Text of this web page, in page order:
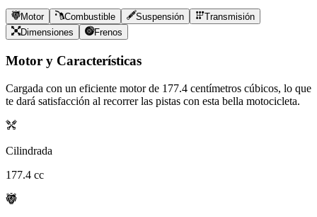
Motor Combustible Suspensión
Transmisión
Dimensiones
Frenos
Motor y Características
Cargada con un eficiente motor de 177.4 centímetros cúbicos, lo que
te dará satisfacción al recorrer las pistas con esta bella motocicleta.
Cilindrada
177.4 cc